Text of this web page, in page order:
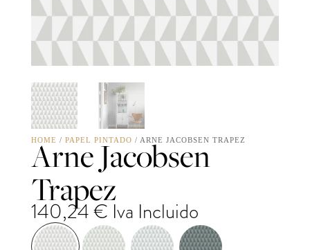
HOME / PAPEL PINTADO / ARNE JACOBSEN TRAPEZ
Arne Jacobsen
Trapez
140,24€ Iva Incluido